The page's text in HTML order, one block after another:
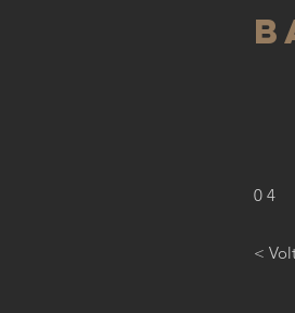
04
<